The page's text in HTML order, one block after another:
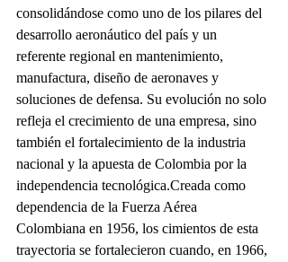
consolidándose como uno de los pilares del
desarrollo aeronáutico del país y un
referente regional en mantenimiento,
manufactura, diseño de aeronaves y
soluciones de defensa. Su evolución no solo
refleja el crecimiento de una empresa, sino
también el fortalecimiento de la industria
nacional y la apuesta de Colombia por la
independencia tecnológica.Creada como
dependencia de la Fuerza Aérea
Colombiana en 1956, los cimientos de esta
trayectoria se fortalecieron cuando, en 1966,